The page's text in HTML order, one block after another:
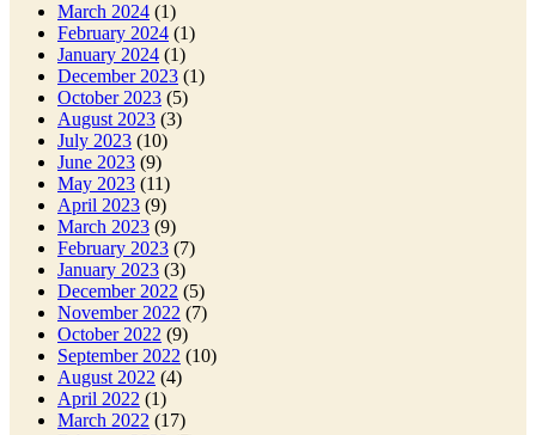
March 2024 (1)
February 2024 (1)
January 2024 (1)
December 2023 (1)
October 2023 (5)
August 2023 (3)
July 2023 (10)
June 2023 (9)
May 2023 (11)
April 2023 (9)
March 2023 (9)
February 2023 (7)
January 2023 (3)
December 2022 (5)
November 2022 (7)
October 2022 (9)
September 2022 (10)
August 2022 (4)
April 2022 (1)
March 2022 (17)